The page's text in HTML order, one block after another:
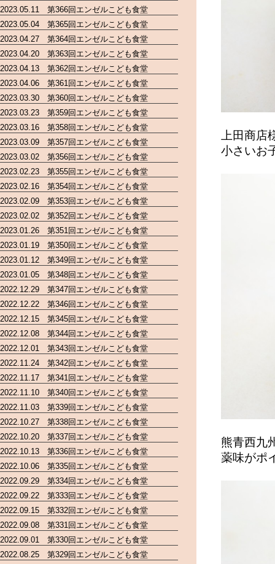
上田商店
小さいお
熊青西九
薬味がポ
2023.05.11 第366回エンゼルこども食堂
2023.05.04 第365回エンゼルこども食堂
2023.04.27 第364回エンゼルこども食堂
2023.04.20 第363回エンゼルこども食堂
2023.04.13 第362回エンゼルこども食堂
2023.04.06 第361回エンゼルこども食堂
2023.03.30 第360回エンゼルこども食堂
2023.03.23 第359回エンゼルこども食堂
2023.03.16 第358回エンゼルこども食堂
2023.03.09 第357回エンゼルこども食堂
2023.03.02 第356回エンゼルこども食堂
2023.02.23 第355回エンゼルこども食堂
2023.02.16 第354回エンゼルこども食堂
2023.02.09 第353回エンゼルこども食堂
2023.02.02 第352回エンゼルこども食堂
2023.01.26 第351回エンゼルこども食堂
2023.01.19 第350回エンゼルこども食堂
2023.01.12 第349回エンゼルこども食堂
2023.01.05 第348回エンゼルこども食堂
2022.12.29 第347回エンゼルこども食堂
2022.12.22 第346回エンゼルこども食堂
2022.12.15 第345回エンゼルこども食堂
2022.12.08 第344回エンゼルこども食堂
2022.12.01 第343回エンゼルこども食堂
2022.11.24 第342回エンゼルこども食堂
2022.11.17 第341回エンゼルこども食堂
2022.11.10 第340回エンゼルこども食堂
2022.11.03 第339回エンゼルこども食堂
2022.10.27 第338回エンゼルこども食堂
2022.10.20 第337回エンゼルこども食堂
2022.10.13 第336回エンゼルこども食堂
2022.10.06 第335回エンゼルこども食堂
2022.09.29 第334回エンゼルこども食堂
2022.09.22 第333回エンゼルこども食堂
2022.09.15 第332回エンゼルこども食堂
2022.09.08 第331回エンゼルこども食堂
2022.09.01 第330回エンゼルこども食堂
2022.08.25 第329回エンゼルこども食堂